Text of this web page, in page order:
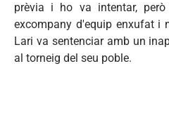
prèvia i ho va intentar,
excompany d'equip enxufat i
Lari va sentenciar amb un
al torneig del seu poble.